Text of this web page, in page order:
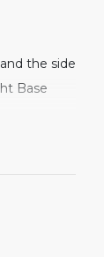
the side
Base
that
3m long